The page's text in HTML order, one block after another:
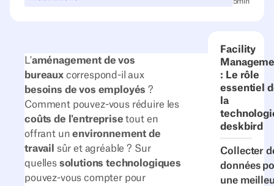
Facility
: Le rôle
essentiel
la
deskbird
Collecter
données
une
L'aménagement de vos
bureauxcorrespond-il aux
besoins de vos employés?
Comment pouvez-vous réduire les
coûts de l'entreprise tout en
offrant unenvironnement de
travail sûr et agréable ? Sur
quelles solutions technologiques
pouvez-vous compter pour